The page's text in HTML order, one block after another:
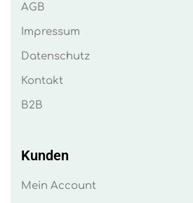
AGB
Impressum
Datenschutz
Kontakt
B2B
Kunden
Mein Account